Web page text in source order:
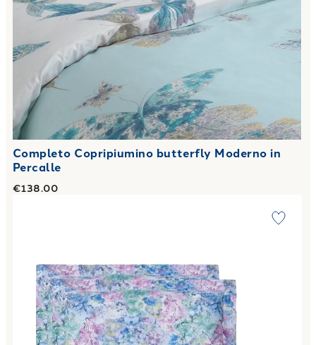
Completo Copripiumino butterfly Moderno in
Percalle
€138.00